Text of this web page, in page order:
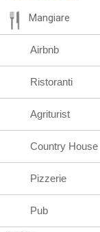
Mangiare
Airbnb
Ristoranti
Agriturist
Country House
Pizzerie
Pub